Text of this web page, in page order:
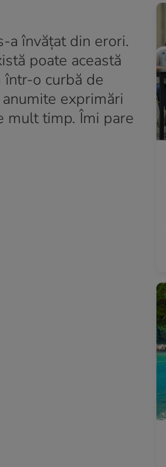
a învăţat din erori.
poate această
într-o curbă de
exprimări
mult timp. Îmi pare